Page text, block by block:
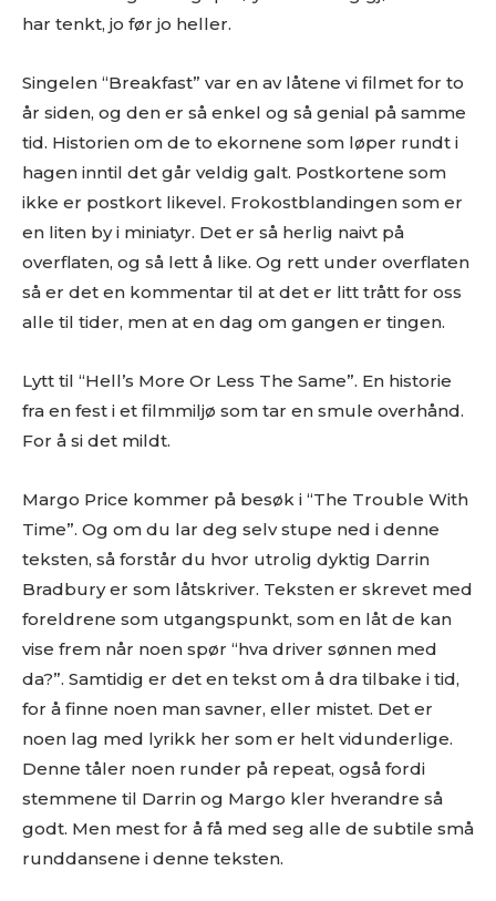
har tenkt, jo før jo heller.
Singelen “Breakfast” var en av låtene vi filmet for to
år siden, og den er så enkel og så genial på samme
tid. Historien om de to ekornene som løper rundt i
hagen inntil det går veldig galt. Postkortene som
ikke er postkort likevel. Frokostblandingen som er
en liten by i miniatyr. Det er så herlig naivt på
overflaten, og så lett å like. Og rett under overflaten
så er det en kommentar til at det er litt trått for oss
alle til tider, men at en dag om gangen er tingen.
Lytt til “Hell’s More Or Less The Same”. En historie
fra en fest i et filmmiljø som tar en smule overhånd.
For å si det mildt.
Margo Price kommer på besøk i “The Trouble With
Time”. Og om du lar deg selv stupe ned i denne
teksten, så forstår du hvor utrolig dyktig Darrin
Bradbury er som låtskriver. Teksten er skrevet med
foreldrene som utgangspunkt, som en låt de kan
vise frem når noen spør “hva driver sønnen med
da?”. Samtidig er det en tekst om å dra tilbake i tid,
for å finne noen man savner, eller mistet. Det er
noen lag med lyrikk her som er helt vidunderlige.
Denne tåler noen runder på repeat, også fordi
stemmene til Darrin og Margo kler hverandre så
godt. Men mest for å få med seg alle de subtile små
runddansene i denne teksten.